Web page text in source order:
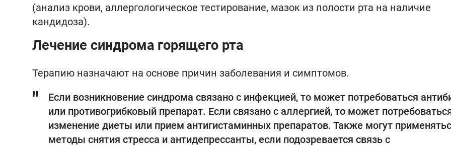
(анализ крови, аллергологическое тестирование, мазок из полости рта на наличие
кандидоза).
Лечение синдрома горящего рта
Терапию назначают на основе причин заболевания и симптомов.
Если возникновение синдрома связано с инфекцией, то может потребоваться
или противогрибковый препарат. Если связано с аллергией, то может
изменение диеты или прием антигистаминных препаратов. Также могут
методы снятия стресса и антидепрессанты, если подозревается связь с